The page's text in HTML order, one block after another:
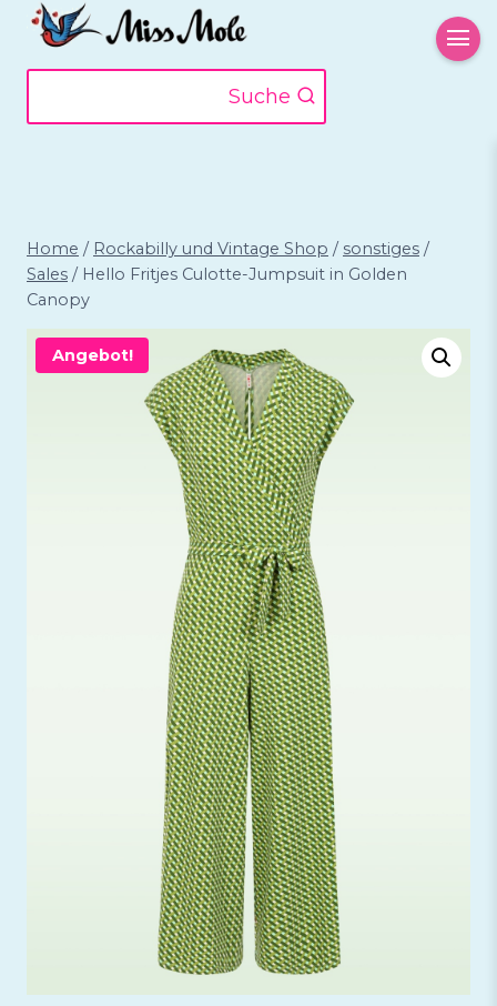
Zum
Inhalt
springen
Suche
Home / Rockabilly und Vintage Shop / sonstiges /
Sales / Hello Fritjes Culotte-Jumpsuit in Golden
Canopy
Angebot!